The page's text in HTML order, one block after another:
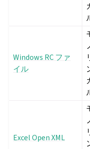
Windows RC ファ
イル
Excel Open XML